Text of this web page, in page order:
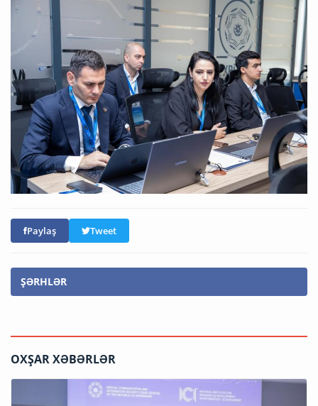
Paylaş Tweet
ŞƏRHLƏR
OXŞAR XƏBƏRLƏR